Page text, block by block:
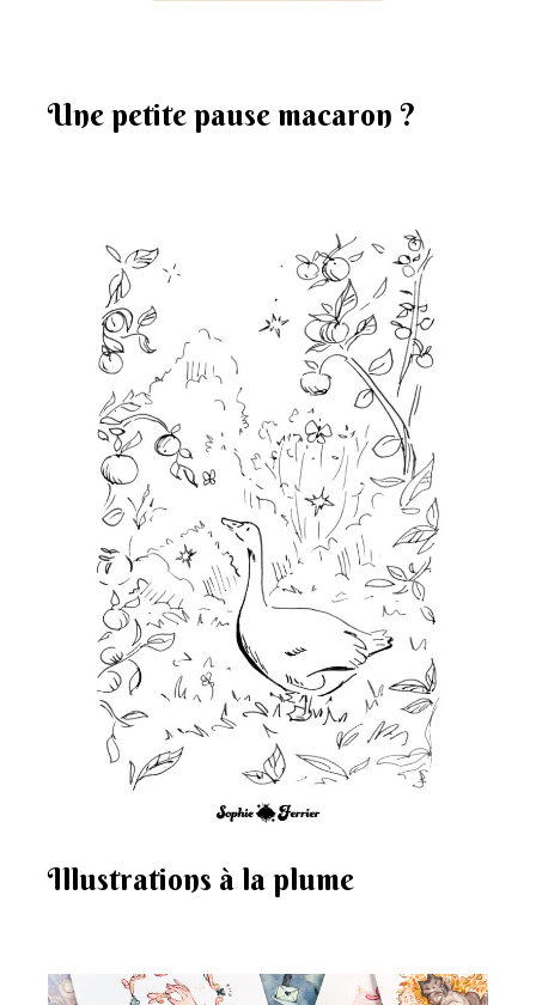
Une petite pause macaron ?
Illustrations à la plume